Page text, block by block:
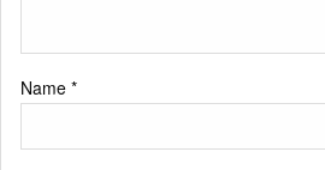
Name *